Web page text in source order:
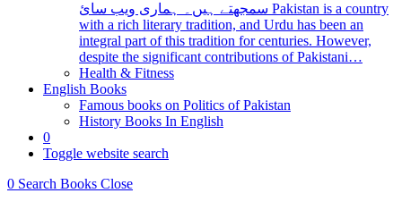
سمجھتے ہیں۔ ہماری ویب سائ Pakistan is a country
with a rich literary tradition, and Urdu has been an
integral part of this tradition for centuries. However,
despite the significant contributions of Pakistani…
Health & Fitness
English Books
Famous books on Politics of Pakistan
History Books In English
0
Toggle website search
0 Search Books Close